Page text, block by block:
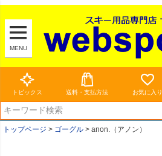
MENU
トピックス 送料・支払方法 お気に入り
トップページ ゴーグル anon.（アノン）